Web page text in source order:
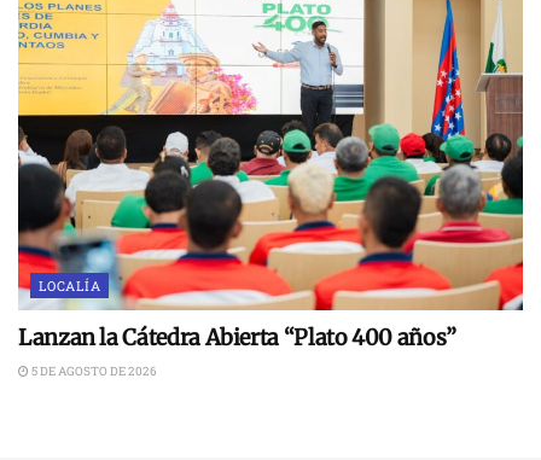
LOCALÍA
Lanzan la Cátedra Abierta “Plato 400 años”
5 DE AGOSTO DE 2026